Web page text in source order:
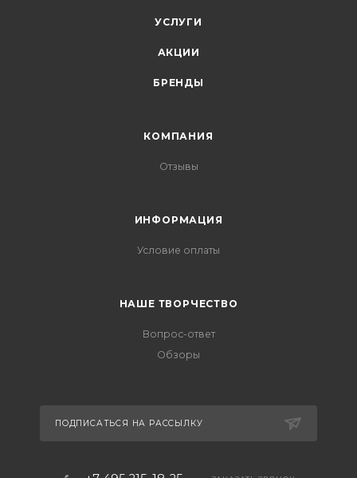
УСЛУГИ
АКЦИИ
БРЕНДЫ
КОМПАНИЯ
Отзывы
ИНФОРМАЦИЯ
Условие оплаты
НАШЕ ТВОРЧЕСТВО
Вопрос-ответ
Обзоры
ПОДПИСАТЬСЯ НА РАССЫЛКУ